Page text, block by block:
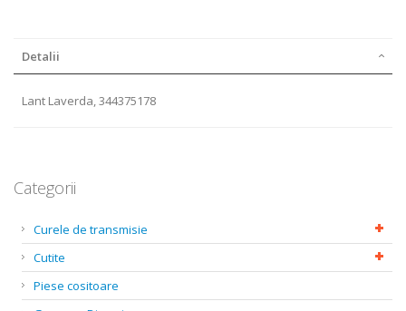
Detalii
Lant Laverda, 344375178
Categorii
Curele de transmisie
Cutite
Piese cositoare